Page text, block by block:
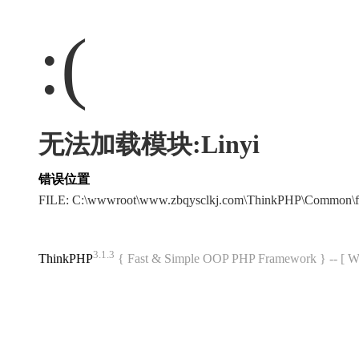
:(
无法加载模块:Linyi
错误位置
FILE:
ThinkPHP3.1.3 { Fast & Simple OOP PHP Framework } -- [